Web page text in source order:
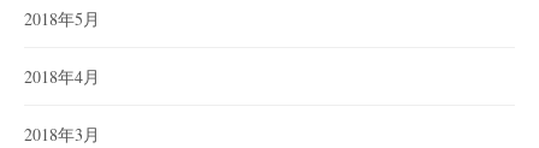
2018年5月
2018年4月
2018年3月